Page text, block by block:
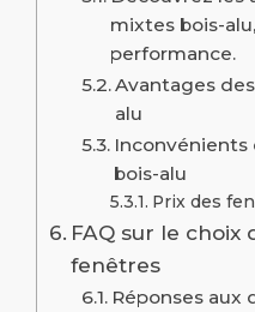
mixtes bois-
performance.
Avantages
alu
bois-alu
Prix des
FAQ sur le choix
fenêtres
Réponses